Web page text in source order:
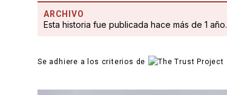
ARCHIVO
Esta historia fue publicada hace más de 1 año.
Se adhiere a los criterios de